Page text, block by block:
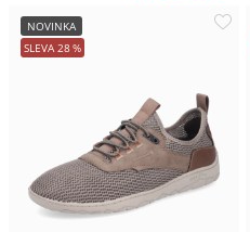
NOVINKA
SLEVA 28%